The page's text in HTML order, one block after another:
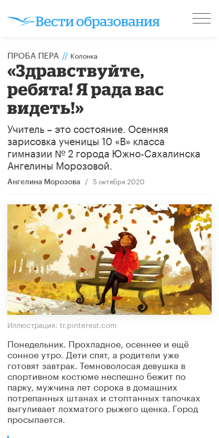
ПРОБА ПЕРА // Колонка
«Здравствуйте,
ребята! Я рада вас
видеть!»
Учитель – это состояние. Осенняя
зарисовка ученицы 10 «В» класса
гимназии № 2 города Южно-Сахалинска
Ангелины Морозовой.
Ангелина Морозова / 5 октября 2020
Иллюстрация: tr.pinterest.com
Понедельник. Прохладное, осеннее и ещё
сонное утро. Дети спят, а родители уже
готовят завтрак. Темноволосая девушка в
спортивном костюме неспешно бежит по
парку, мужчина лет сорока в домашних
потрепанных штанах и стоптанных тапочках
выгуливает лохматого рыжего щенка. Город
просыпается.